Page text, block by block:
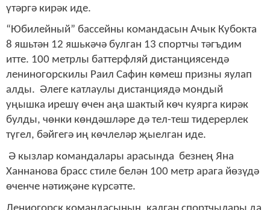
үтәргә кирәк иде.
“Юбилейный” бассейны командасын Ачык Кубокта
8 яшьтән 12 яшькәчә булган 13 спортчы тәгъдим
итте. 100 метрлы баттерфляй дистанциясендә
лениногорскилы Раил Сафин көмеш призны яулап
алды. Әлеге катлаулы дистанциядә мондый
уңышка ирешү өчен аңа шактый көч куярга кирәк
булды, чөнки көндәшләре дә тел-теш тидерерлек
түгел, бәйгегә иң көчлеләр җыелган иде.
Ә кызлар командалары арасында безнең Яна
Ханнанова брасс стиле белән 100 метр арага йөзүдә
өченче нәтиҗәне күрсәтте.